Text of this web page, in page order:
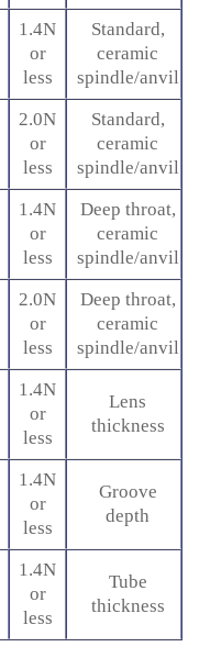
1.4N
or
less
Standard,
ceramic
spindle/anvil
2.0N
or
less
Standard,
ceramic
spindle/anvil
1.4N
or
less
Deep throat,
ceramic
spindle/anvil
2.0N
or
less
Deep throat,
ceramic
spindle/anvil
1.4N
or
less
Lens
thickness
1.4N
or
less
Groove
depth
1.4N
or
less
Tube
thickness